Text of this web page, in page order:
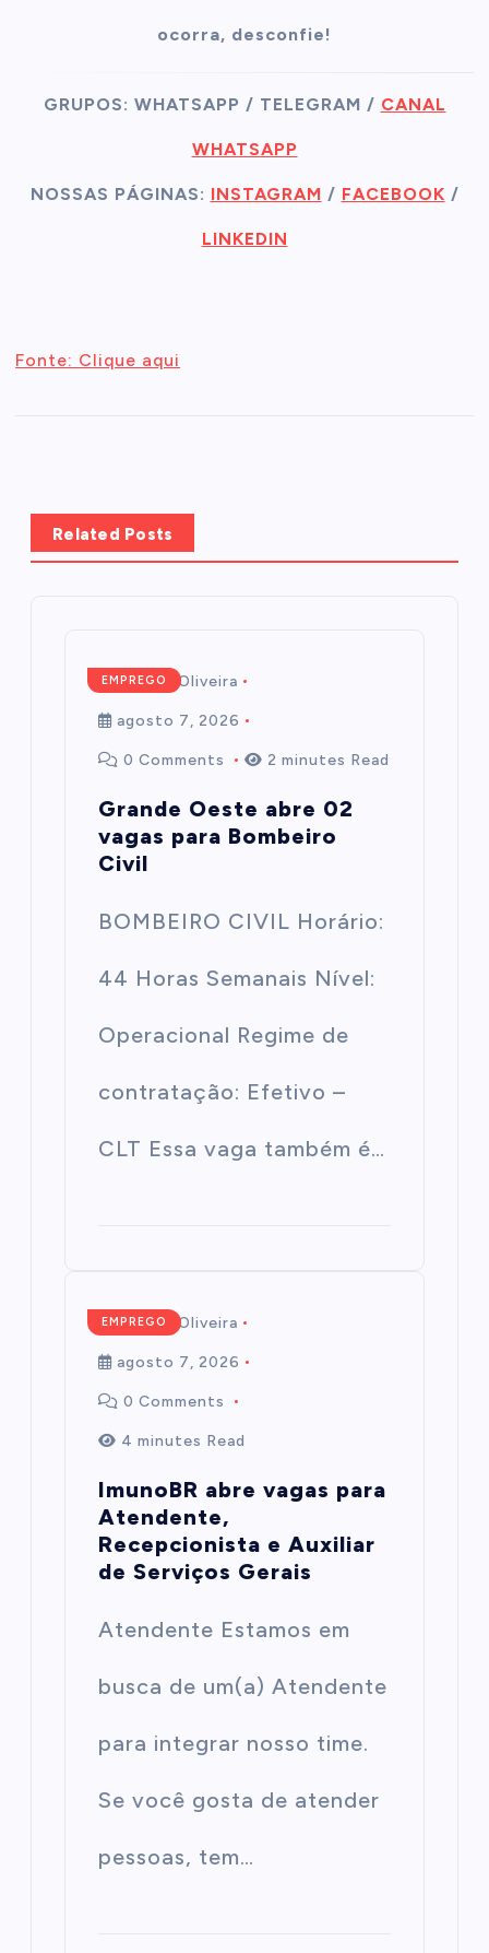
ocorra, desconfie!
GRUPOS: WHATSAPP / TELEGRAM / CANAL
WHATSAPP
NOSSAS PÁGINAS: INSTAGRAM / FACEBOOK /
LINKEDIN
Fonte: Clique aqui
Related Posts
EMPREGO
Mairim de Oliveira
agosto 7, 2026
0 Comments 2 minutes Read
Grande Oeste abre 02
vagas para Bombeiro
Civil
BOMBEIRO CIVIL Horário:
44 Horas Semanais Nível:
Operacional Regime de
contratação: Efetivo –
CLT Essa vaga também é…
EMPREGO
Mairim de Oliveira
agosto 7, 2026
0 Comments
4 minutes Read
ImunoBR abre vagas para
Atendente,
Recepcionista e Auxiliar
de Serviços Gerais
Atendente Estamos em
busca de um(a) Atendente
para integrar nosso time.
Se você gosta de atender
pessoas, tem…